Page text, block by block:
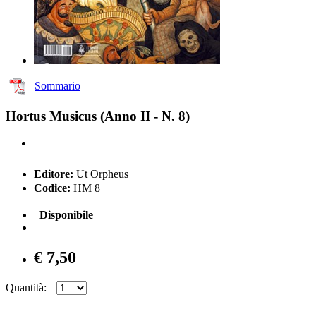
Sommario
Hortus Musicus (Anno II - N. 8)
Editore: Ut Orpheus
Codice: HM 8
Disponibile
€ 7,50
Quantità: